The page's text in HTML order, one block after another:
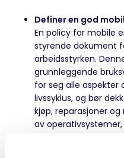
Definer en god
En policy for mobile
styrende dokument
arbeidsstyrken.
grunnleggende
for seg alle aspekter
livssyklus, og bør
kjøp, reparasjoner
av operativsystemer,
å ha på plass et